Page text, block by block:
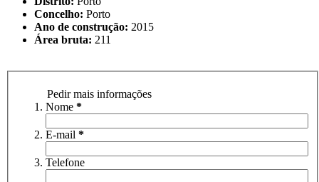
Concelho: Porto
Ano de construção: 2015
Área bruta: 211
Pedir mais informações
Nome *
E-mail *
Telefone